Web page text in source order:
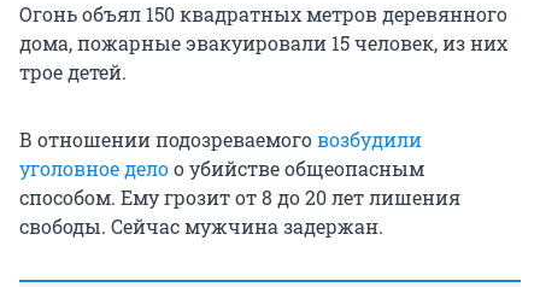
Огонь объял 150 квадратных метров деревянного
дома, пожарные эвакуировали 15 человек, из них
трое детей.
В отношении подозреваемоговозбудили
уголовное делоо убийстве общеопасным
способом. Ему грозит от 8 до 20 лет лишения
свободы. Сейчас мужчина задержан.